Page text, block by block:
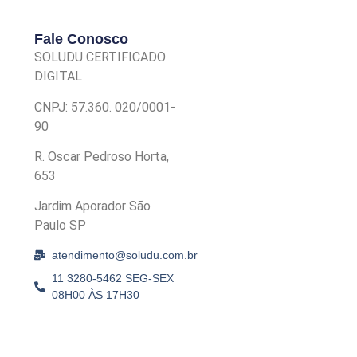
Fale Conosco
SOLUDU CERTIFICADO
DIGITAL
CNPJ: 57.360. 020/0001-
90
R. Oscar Pedroso Horta,
653
Jardim Aporador São
Paulo SP
atendimento@soludu.com.br
11 3280-5462 SEG-SEX
08H00 ÀS 17H30